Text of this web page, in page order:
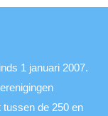
1 januari 2007.
tussen de 250 en